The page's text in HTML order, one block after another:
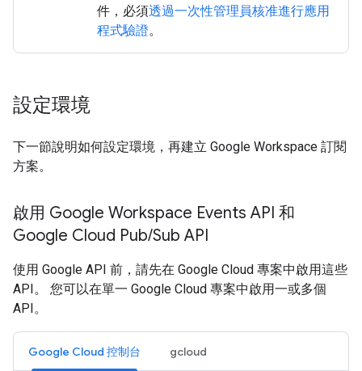
件，必須透過一次性管理員核准進行應用
程式驗證。
設定環境
下一節說明如何設定環境，再建立 Google Workspace 訂閱
方案。
啟用 Google Workspace Events API 和
Google Cloud Pub/Sub API
使用 Google API 前，請先在 Google Cloud 專案中啟用這些
API。 您可以在單一 Google Cloud 專案中啟用一或多個
API。
Google Cloud 控制台 gcloud